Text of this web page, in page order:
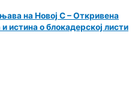
на Новој С – Откривена
о блокадерској листи